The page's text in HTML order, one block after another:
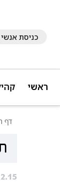
כניסת
ראשי
דף